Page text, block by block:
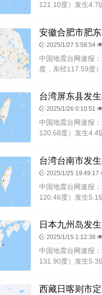
121.10度）发生4.7
安徽合肥市肥
2025/1/27 5:58:54
中国地震台网速报
度，东经117.59度
台湾屏东县发
2025/1/26 0:10:51
中国地震台网速报
120.68度）发生4.4
台湾台南市发
2025/1/25 19:49:17
中国地震台网速报
120.46度）发生5.1
日本九州岛发
2025/1/15 1:12:38
中国地震台网速报
131.90度）发生5.3
西藏日喀则市